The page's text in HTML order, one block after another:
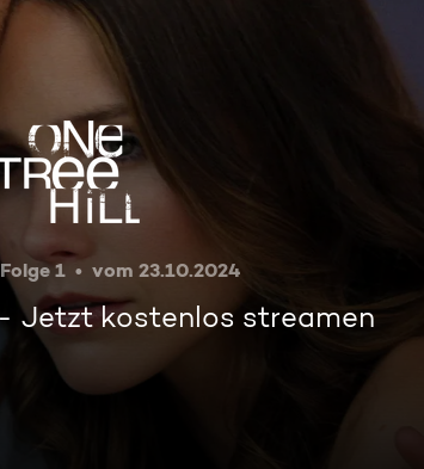
Böses Erwachen
Folge 1 vom 23.10.2024
Jetzt kostenlos streamen